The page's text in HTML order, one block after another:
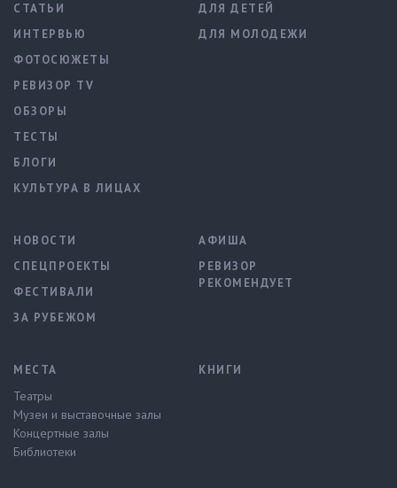
СТАТЬИ
ИНТЕРВЬЮ
ФОТОСЮЖЕТЫ
РЕВИЗОР TV
ОБЗОРЫ
ТЕСТЫ
БЛОГИ
КУЛЬТУРА В ЛИЦАХ
ДЛЯ ДЕТЕЙ
ДЛЯ МОЛОДЕЖИ
НОВОСТИ
СПЕЦПРОЕКТЫ
ФЕСТИВАЛИ
ЗА РУБЕЖОМ
АФИША
РЕВИЗОР
РЕКОМЕНДУЕТ
МЕСТА
Театры
Музеи и выставочные залы
Концертные залы
Библиотеки
КНИГИ